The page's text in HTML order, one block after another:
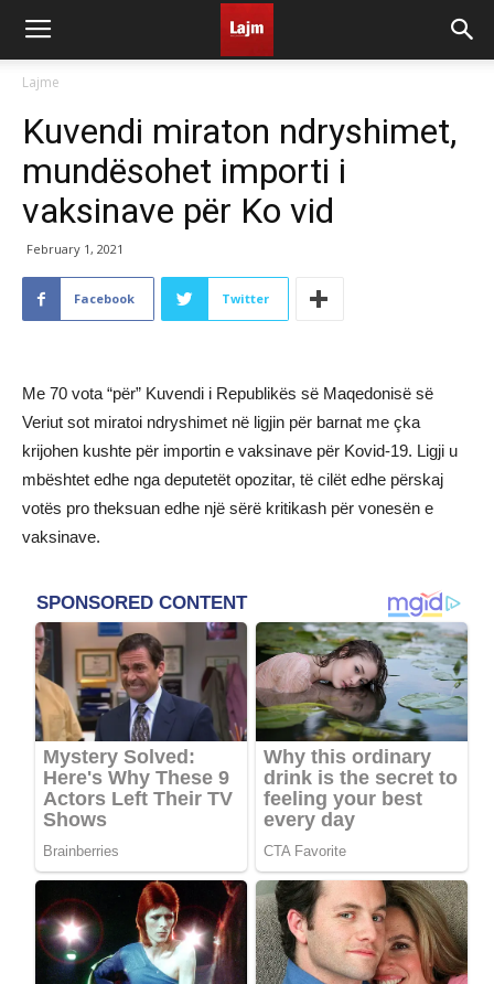
Lajme
Kuvendi miraton ndryshimet,
mundësohet importi i
vaksinave për Ko vid
February 1, 2021
Facebook Twitter
Me 70 vota “për” Kuvendi i Republikës së Maqedonisë së
Veriut sot miratoi ndryshimet në ligjin për barnat me çka
krijohen kushte për importin e vaksinave për Kovid-19. Ligji u
mbështet edhe nga deputetët opozitar, të cilët edhe përskaj
votës pro theksuan edhe një sërë kritikash për vonesën e
vaksinave.